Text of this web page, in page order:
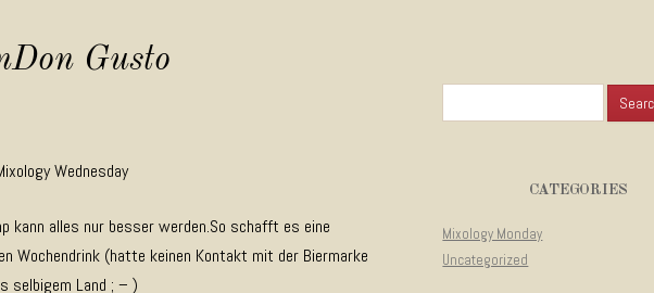
Gusto
Wednesday
kann alles nur besser werden.So schafft es eine
Wochendrink (hatte keinen Kontakt mit der Biermarke
selbigem Land ; – )
CATEGORIES
Mixology Monday
Uncategorized